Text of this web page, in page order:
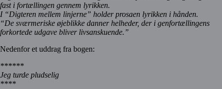
fast i fortællingen gennem lyrikken.
I “Digteren mellem linjerne” holder prosaen lyrikken i hånden.
“De sværmeriske øjeblikke danner helheder, der i genfortællingens
forkortede udgave bliver livsanskuende.”
Nedenfor et uddrag fra bogen:
******
Jeg turde pludselig
****